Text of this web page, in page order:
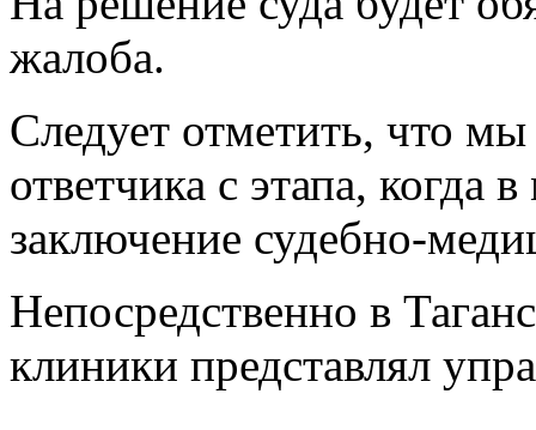
жалоба.
Следует отметить, что мы
ответчика с этапа, когда
заключение судебно-
Непосредственно в
клиники представлял